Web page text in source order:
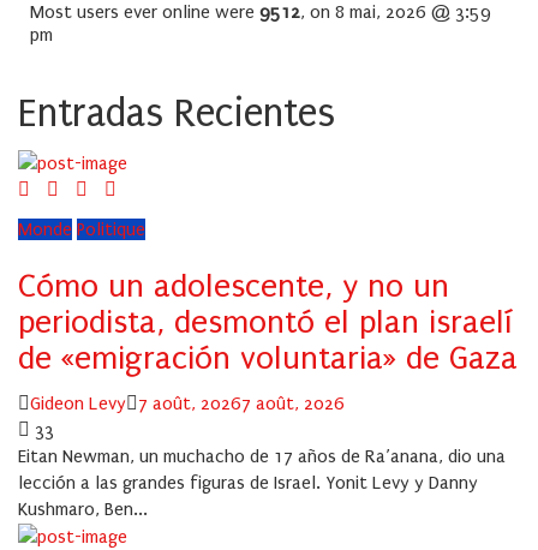
Most users ever online were 9512, on 8 mai, 2026 @ 3:59
pm
Entradas Recientes
Monde Politique
Cómo un adolescente, y no un
periodista, desmontó el plan israelí
de «emigración voluntaria» de Gaza
Author
Gideon Levy
Posted
7 août, 20267 août, 2026
33
Eitan Newman, un muchacho de 17 años de Ra’anana, dio una
lección a las grandes figuras de Israel. Yonit Levy y Danny
Kushmaro, Ben...